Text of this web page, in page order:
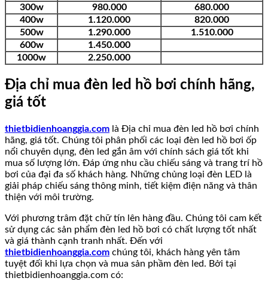
300w
980.000
680.000
400w
1.120.000
820.000
500w
1.290.000
1.510.000
600w
1.450.000
1000w
2.250.000
Địa chỉ mua đèn led hồ bơi chính hãng,
giá tốt
thietbidienhoanggia.com là Địa chỉ mua đèn led hồ bơi chính
hãng, giá tốt. Chúng tôi phân phối các loại đèn led hồ bơi ốp
nổi chuyên dụng, đèn led gắn âm với chính sách giá tốt khi
mua số lượng lớn. Đáp ứng nhu cầu chiếu sáng và trang trí hồ
bơi của đại đa số khách hàng. Những chủng loại đèn LED là
giải pháp chiếu sáng thông minh, tiết kiệm điện năng và thân
thiện với môi trường.
Với phương trâm đặt chữ tín lên hàng đầu. Chúng tôi cam kết
sử dụng các sản phẩm đèn led hồ bơi có chất lượng tốt nhất
và giá thành cạnh tranh nhất. Đến với
thietbidienhoanggia.com chúng tôi, khách hàng yên tâm
tuyệt đối khi lựa chọn và mua sản phầm đèn led. Bởi tại
thietbidienhoanggia.com có: